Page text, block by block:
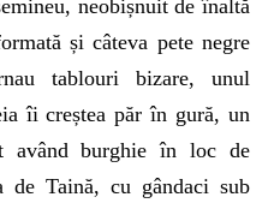
neobișnuit de înaltă
și câteva pete negre
tablouri bizare, unul
îi creștea păr în gură, un
având burghie în loc de
Taină, cu gândaci sub